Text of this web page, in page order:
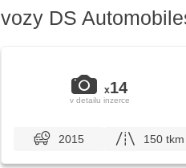
vozy DS
x14
v detailu inzerce
2015 150 tkm